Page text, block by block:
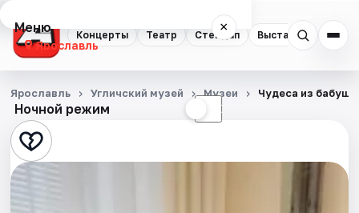
Концерты Театр Стендап Выставки
Меню ×
Ярославль
Концерты
Театр
Стендап
Выставки
Ночной режим ☾
Ярославль Угличский музей Музеи Чудеса из